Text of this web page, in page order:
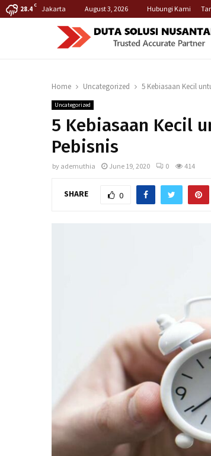
28.4 C Jakarta August 3, 2026 Hubungi Kami
Home Uncategorized 5 Kebiasaan Kecil
Uncategorized
5 Kebiasaan Kecil
Pebisnis
by ademuthia June 19, 2020 0 414
SHARE 0